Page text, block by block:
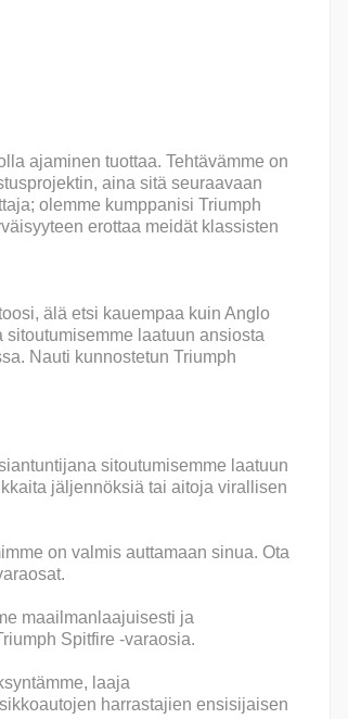
ajaminen tuottaa. Tehtävämme on
aina sitä seuraavaan
olemme kumppanisi Triumph
erottaa meidät klassisten
älä etsi kauempaa kuin Anglo
laatuun ansiosta
Nauti kunnostetun Triumph
sitoutumisemme laatuun
jäljennöksiä tai aitoja virallisen
on valmis auttamaan sinua. Ota
maailmanlaajuisesti ja
Spitfire -varaosia.
laaja
harrastajien ensisijaisen